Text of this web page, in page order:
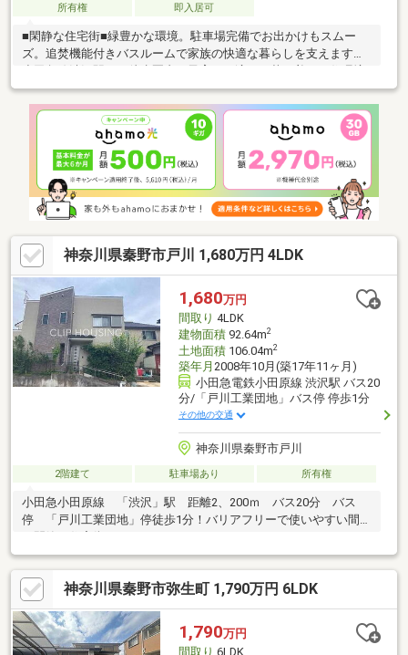
所有権
即入居可
■閑静な住宅街■緑豊かな環境。駐車場完備でお出かけもスムー
ズ。追焚機能付きバスルームで家族の快適な暮らしを支えます。
です。
神奈川県秦野市戸川 1,680万円 4LDK
1,680万円
間取り 4LDK
建物面積92.64m2
土地面積106.04m2
築年月 2008年10月(築17年11ヶ月)
小田急電鉄小田原線 渋沢駅 バス20
分/「戸川工業団地」バス停 停歩1分
その他の交通
神奈川県秦野市戸川
2階建て 駐車場あり 所有権
小田急小田原線 「渋沢」駅 距離2、200ｍ バス20分 バス
停 「戸川工業団地」停徒歩1分！バリアフリーで使いやすい間取
神奈川県秦野市弥生町 1,790万円 6LDK
1,790万円
間取り 6LDK